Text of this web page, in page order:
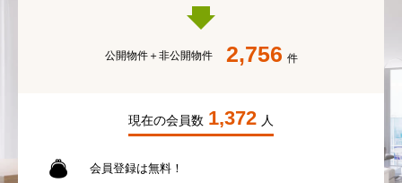
公開物件＋非公開物件 2,756 件
現在の会員数 1,372 人
会員登録は無料！